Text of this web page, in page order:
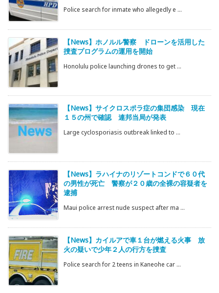
Police search for inmate who allegedly e ...
【News】ホノルル警察 ドローンを活用した
捜査プログラムの運用を開始
Honolulu police launching drones to get ...
【News】サイクロスポラ症の集団感染 現在
１５の州で確認 連邦当局が発表
Large cyclosporiasis outbreak linked to ...
【News】ラハイナのリゾートコンドで６０代
の男性が死亡 警察が２０歳の全裸の容疑者を
逮捕
Maui police arrest nude suspect after ma ...
【News】カイルアで車１台が燃える火事 放
火の疑いで少年２人の行方を捜査
Police search for 2 teens in Kaneohe car ...